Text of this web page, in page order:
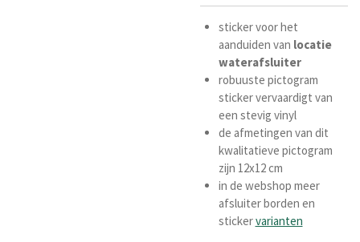
sticker voor het
aanduiden van locatie
waterafsluiter
robuuste pictogram
sticker vervaardigt van
een stevig vinyl
de afmetingen van dit
kwalitatieve pictogram
zijn 12x12 cm
in de webshop meer
afsluiter borden en
stickervarianten